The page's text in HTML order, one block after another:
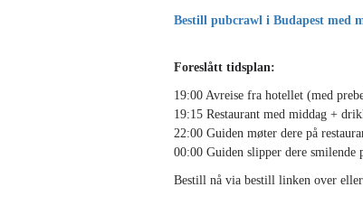
Bestill pubcrawl i Budapest
Foreslått tidsplan:
19:00 Avreise fra hotellet (med
19:15 Restaurant med middag +
22:00 Guiden møter dere på
00:00 Guiden slipper dere smilende
Bestill nå via bestill linken over